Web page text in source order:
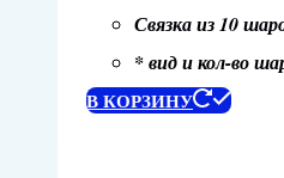
Связка из 10
* вид и кол-во
В КОРЗИНУ